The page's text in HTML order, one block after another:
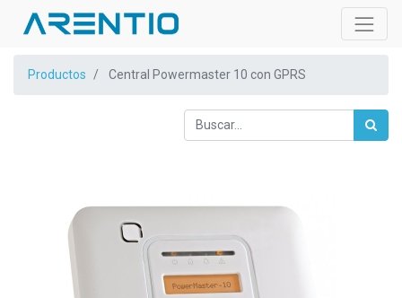
Productos Central Powermaster 10 con GPRS